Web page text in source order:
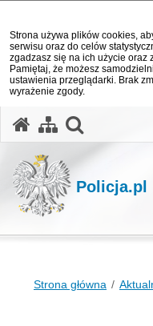
Strona używa plików cookies,
serwisu oraz do celów
zgadzasz się na ich użycie oraz
Pamiętaj, że możesz
ustawienia przeglądarki. Brak
wyrażenie zgody.
Policja.pl
Strona główna